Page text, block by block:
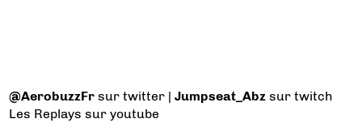
@AerobuzzFr sur twitter |Jumpseat_Abz sur twitch
Les Replays sur youtube